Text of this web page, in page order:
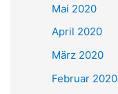
Mai 2020
April 2020
März 2020
Februar 2020